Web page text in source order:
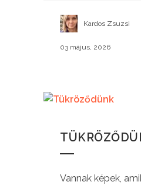
Kardos Zsuzsi
03 május, 2026
Vannak képek,